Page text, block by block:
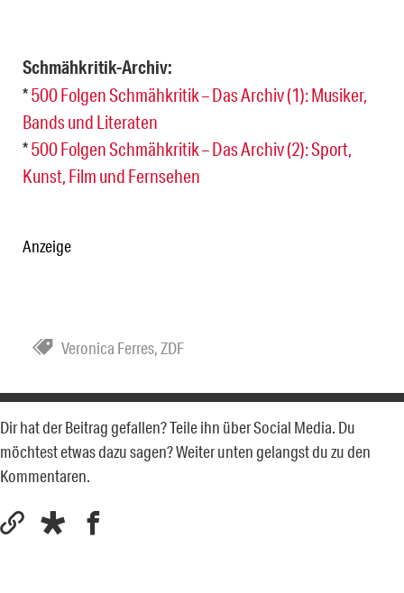
Schmähkritik-Archiv:
*500 Folgen Schmähkritik – Das Archiv (1): Musiker,
Bands und Literaten
*500 Folgen Schmähkritik – Das Archiv (2): Sport,
Kunst, Film und Fernsehen
Anzeige
Veronica Ferres,ZDF
Dir hat der Beitrag gefallen? Teile ihn über Social Media. Du
möchtest etwas dazu sagen? Weiter unten gelangst du zu den
Kommentaren.